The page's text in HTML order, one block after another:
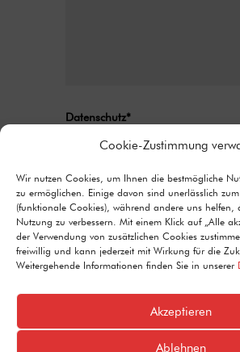
Cookie-Zustimmung
Wir nutzen Cookies, um Ihnen die bestmögliche
zu ermöglichen. Einige davon sind unerlässlich
(funktionale Cookies), während andere uns helfen,
Nutzung zu verbessern. Mit einem Klick auf „Alle
der Verwendung von zusätzlichen Cookies
freiwillig und kann jederzeit mit Wirkung für die
Weitergehende Informationen finden Sie in unserer
Akzeptieren
Ablehnen
Datenschutz*
Ich stimme zu, dass meine
meiner Anfrage erhoben und
werden. Detaillierte Informationen
Umgang mit Nutzerdaten finden
Datenschutzerklärung.
15 + 5=
Alternative: